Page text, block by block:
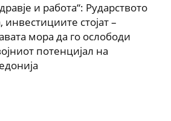
и работа“: Рударството
инвестициите стојат –
мора да го ослободи
потенцијал на